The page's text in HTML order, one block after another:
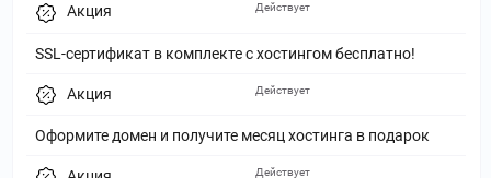
Акция
SSL-сертификат в комплекте с хостингом бесплатно!
Действует
Акция
Оформите домен и получите месяц хостинга в подарок
Действует
Действует